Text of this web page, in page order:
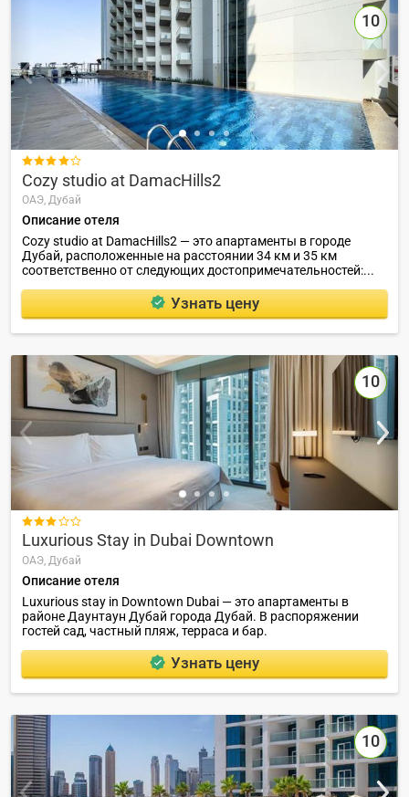
10

Cozy studio at DamacHills2
ОАЭ, Дубай
Описание отеля
Cozy studio at DamacHills2 — это апартаменты в городе
Дубай, расположенные на расстоянии 34 км и 35 км
соответственно от следующих достопримечательностей:...
Узнать цену
10

Luxurious Stay in Dubai Downtown
ОАЭ, Дубай
Описание отеля
Luxurious stay in Downtown Dubai — это апартаменты в
районе Даунтаун Дубай города Дубай. В распоряжении
гостей сад, частный пляж, терраса и бар.
Узнать цену
10